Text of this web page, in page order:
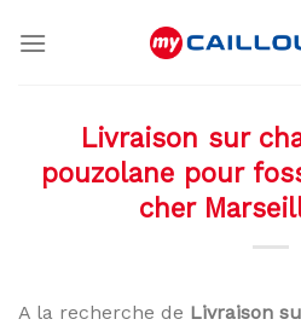
Livraison sur
pouzolane pour
cher
A la recherche de Livraison